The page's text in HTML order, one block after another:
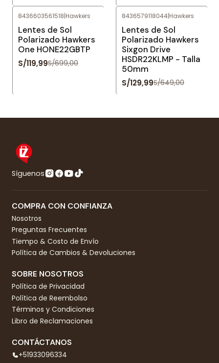
8436603561518|Hawkers
Lentes de Sol
Polarizado Hawkers
One HONE22GBTP
S/119,99S/699,00
8436579118044|Hawkers
Lentes de Sol
Polarizado Hawkers
Sixgon Drive
HSDR22KLMP - Talla
50mm
S/129,99S/649,00
Síguenos
COMPRA CON CONFIANZA
Nosotros
Preguntas Frecuentes
Tiempo & Costo de Envío
Política de Cambios & Devoluciones
SOBRE NOSOTROS
Política de Privacidad
Política de Reembolso
Términos y Condiciones
Libro de Reclamaciones
CONTÁCTANOS
+51933096334